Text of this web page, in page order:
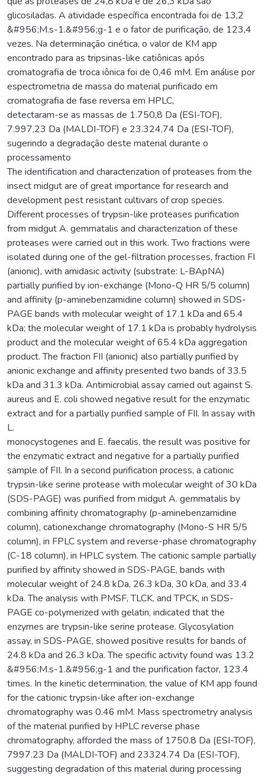
glicosiladas. A atividade específica encontrada foi de 13,2
&#956;M.s-1.&#956;g-1 e o fator de purificação, de 123,4
vezes. Na determinação cinética, o valor de KM app
encontrado para as tripsinas-like catiônicas após
cromatografia de troca iônica foi de 0,46 mM. Em análise por
espectrometria de massa do material purificado em
cromatografia de fase reversa em HPLC,
detectaram-se as massas de 1.750,8 Da (ESI-TOF),
7.997,23 Da (MALDI-TOF) e 23.324,74 Da (ESI-TOF),
sugerindo a degradação deste material durante o
processamento
The identification and characterization of proteases from the
insect midgut are of great importance for research and
development pest resistant cultivars of crop species.
Different processes of trypsin-like proteases purification
from midgut A. gemmatalis and characterization of these
proteases were carried out in this work. Two fractions were
isolated during one of the gel-filtration processes, fraction FI
(anionic), with amidasic activity (substrate: L-BApNA)
partially purified by ion-exchange (Mono-Q HR 5/5 column)
and affinity (p-aminebenzamidine column) showed in SDS-
PAGE bands with molecular weight of 17.1 kDa and 65.4
kDa; the molecular weight of 17.1 kDa is probably hydrolysis
product and the molecular weight of 65.4 kDa aggregation
product. The fraction FII (anionic) also partially purified by
anionic exchange and affinity presented two bands of 33.5
kDa and 31.3 kDa. Antimicrobial assay carried out against S.
aureus and E. coli showed negative result for the enzymatic
extract and for a partially purified sample of FII. In assay with
L.
monocystogenes and E. faecalis, the result was positive for
the enzymatic extract and negative for a partially purified
sample of FII. In a second purification process, a cationic
trypsin-like serine protease with molecular weight of 30 kDa
(SDS-PAGE) was purified from midgut A. gemmatalis by
combining affinity chromatography (p-aminebenzamidine
column), cationexchange chromatography (Mono-S HR 5/5
column), in FPLC system and reverse-phase chromatography
(C-18 column), in HPLC system. The cationic sample partially
purified by affinity showed in SDS-PAGE, bands with
molecular weight of 24.8 kDa, 26.3 kDa, 30 kDa, and 33.4
kDa. The analysis with PMSF, TLCK, and TPCK, in SDS-
PAGE co-polymerized with gelatin, indicated that the
enzymes are trypsin-like serine protease. Glycosylation
assay, in SDS-PAGE, showed positive results for bands of
24.8 kDa and 26.3 kDa. The specific activity found was 13.2
&#956;M.s-1.&#956;g-1 and the purification factor, 123.4
times. In the kinetic determination, the value of KM app found
for the cationic trypsin-like after ion-exchange
chromatography was 0.46 mM. Mass spectrometry analysis
of the material purified by HPLC reverse phase
chromatography, afforded the mass of 1750.8 Da (ESI-TOF),
7997.23 Da (MALDI-TOF) and 23324.74 Da (ESI-TOF),
suggesting degradation of this material during processing